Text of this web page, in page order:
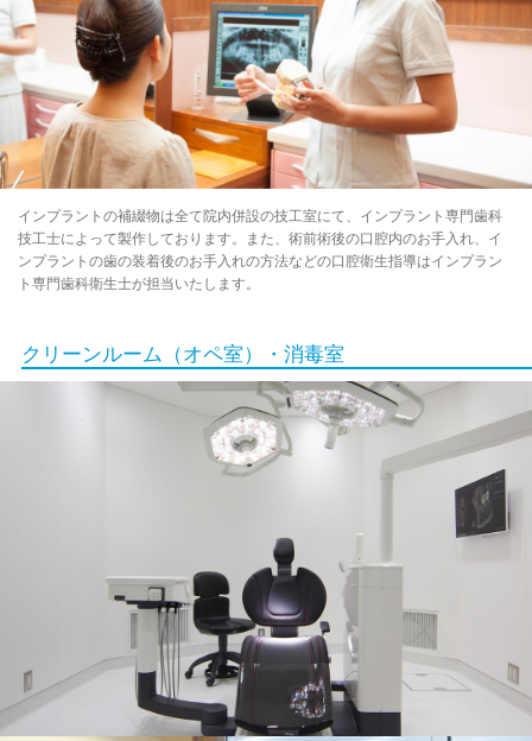
インプラントの補綴物は全て院内併設の技工室にて、インプラント専門歯科
技工士によって製作しております。また、術前術後の口腔内のお手入れ、イ
ンプラントの歯の装着後のお手入れの方法などの口腔衛生指導はインプラン
ト専門歯科衛生士が担当いたします。
クリーンルーム（オペ室）・消毒室